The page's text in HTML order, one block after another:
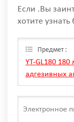
Если .Вы
хотите
только мы Can.
Предмет :
YT-GL180
адгезивных